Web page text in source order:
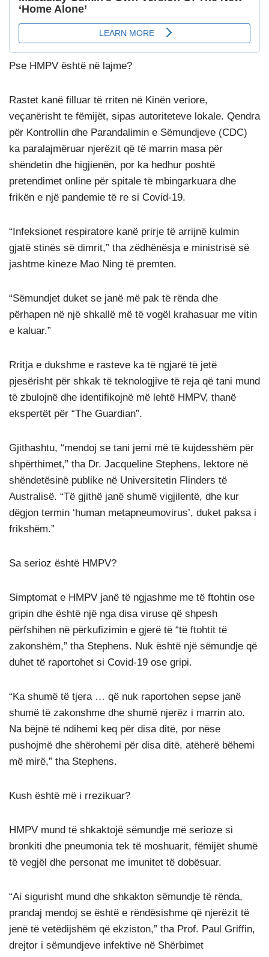
Pse HMPV është në lajme?
Rastet kanë filluar të rriten në Kinën veriore,
veçanërisht te fëmijët, sipas autoriteteve lokale. Qendra
për Kontrollin dhe Parandalimin e Sëmundjeve (CDC)
ka paralajmëruar njerëzit që të marrin masa për
shëndetin dhe higjienën, por ka hedhur poshtë
pretendimet online për spitale të mbingarkuara dhe
frikën e një pandemie të re si Covid-19.
“Infeksionet respiratore kanë prirje të arrijnë kulmin
gjatë stinës së dimrit,” tha zëdhënësja e ministrisë së
jashtme kineze Mao Ning të premten.
“Sëmundjet duket se janë më pak të rënda dhe
përhapen në një shkallë më të vogël krahasuar me vitin
e kaluar.”
Rritja e dukshme e rasteve ka të ngjarë të jetë
pjesërisht për shkak të teknologjive të reja që tani mund
të zbulojnë dhe identifikojnë më lehtë HMPV, thanë
ekspertët për “The Guardian”.
Gjithashtu, “mendoj se tani jemi më të kujdesshëm për
shpërthimet,” tha Dr. Jacqueline Stephens, lektore në
shëndetësinë publike në Universitetin Flinders të
Australisë. “Të gjithë janë shumë vigjilentë, dhe kur
dëgjon termin ‘human metapneumovirus’, duket paksa i
frikshëm.”
Sa serioz është HMPV?
Simptomat e HMPV janë të ngjashme me të ftohtin ose
gripin dhe është një nga disa viruse që shpesh
përfshihen në përkufizimin e gjerë të “të ftohtit të
zakonshëm,” tha Stephens. Nuk është një sëmundje që
duhet të raportohet si Covid-19 ose gripi.
“Ka shumë të tjera … që nuk raportohen sepse janë
shumë të zakonshme dhe shumë njerëz i marrin ato.
Na bëjnë të ndihemi keq për disa ditë, por nëse
pushojmë dhe shërohemi për disa ditë, atëherë bëhemi
më mirë,” tha Stephens.
Kush është më i rrezikuar?
HMPV mund të shkaktojë sëmundje më serioze si
bronkiti dhe pneumonia tek të moshuarit, fëmijët shumë
të vegjël dhe personat me imunitet të dobësuar.
“Ai sigurisht mund dhe shkakton sëmundje të rënda,
prandaj mendoj se është e rëndësishme që njerëzit të
jenë të vetëdijshëm që ekziston,” tha Prof. Paul Griffin,
drejtor i sëmundjeve infektive në Shërbimet